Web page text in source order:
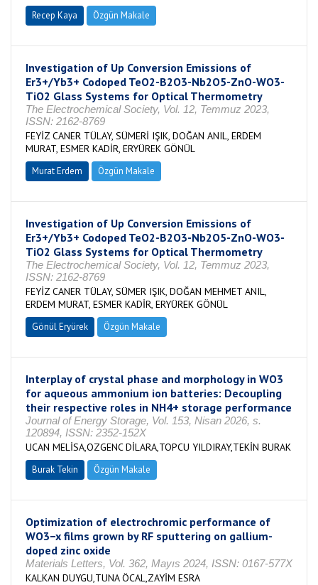
Recep Kaya Özgün Makale
Investigation of Up Conversion Emissions of
Er3+/Yb3+ Codoped TeO2-B2O3-Nb2O5-ZnO-WO3-
TiO2 Glass Systems for Optical Thermometry
The Electrochemical Society, Vol. 12, Temmuz 2023,
ISSN: 2162-8769
FEYİZ CANER TÜLAY, SÜMERİ IŞIK, DOĞAN ANIL, ERDEM
MURAT, ESMER KADİR, ERYÜREK GÖNÜL
Murat Erdem Özgün Makale
Investigation of Up Conversion Emissions of
Er3+/Yb3+ Codoped TeO2-B2O3-Nb2O5-ZnO-WO3-
TiO2 Glass Systems for Optical Thermometry
The Electrochemical Society, Vol. 12, Temmuz 2023,
ISSN: 2162-8769
FEYİZ CANER TÜLAY, SÜMER IŞIK, DOĞAN MEHMET ANIL,
ERDEM MURAT, ESMER KADİR, ERYÜREK GÖNÜL
Gönül Eryürek Özgün Makale
Interplay of crystal phase and morphology in WO3
for aqueous ammonium ion batteries: Decoupling
their respective roles in NH4+ storage performance
Journal of Energy Storage, Vol. 153, Nisan 2026, s.
120894, ISSN: 2352-152X
UCAN MELİSA,OZGENC DİLARA,TOPCU YILDIRAY,TEKİN BURAK
Burak Tekin Özgün Makale
Optimization of electrochromic performance of
WO3−x films grown by RF sputtering on gallium-
doped zinc oxide
Materials Letters, Vol. 362, Mayıs 2024, ISSN: 0167-577X
KALKAN DUYGU,TUNA ÖCAL,ZAYİM ESRA